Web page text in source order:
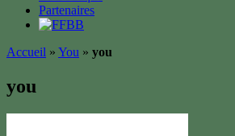
Partenaires
Accueil » You » you
you